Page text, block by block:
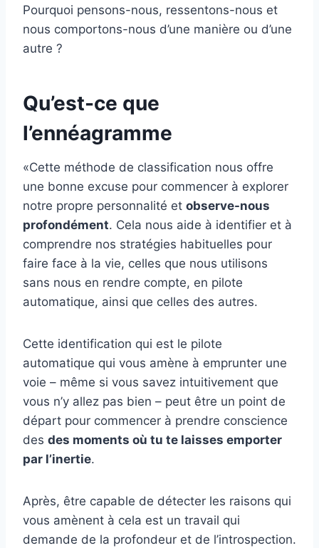
Pourquoi pensons-nous, ressentons-nous et
nous comportons-nous d’une manière ou d’une
autre ?
Qu’est-ce que
l’ennéagramme
«Cette méthode de classification nous offre
une bonne excuse pour commencer à explorer
notre propre personnalité et observe-nous
profondément. Cela nous aide à identifier et à
comprendre nos stratégies habituelles pour
faire face à la vie, celles que nous utilisons
sans nous en rendre compte, en pilote
automatique, ainsi que celles des autres.
Cette identification qui est le pilote
automatique qui vous amène à emprunter une
voie – même si vous savez intuitivement que
vous n’y allez pas bien – peut être un point de
départ pour commencer à prendre conscience
des des moments où tu te laisses emporter
par l’inertie.
Après, être capable de détecter les raisons qui
vous amènent à cela est un travail qui
demande de la profondeur et de l’introspection.